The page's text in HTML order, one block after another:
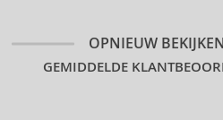
OPNIEUW BEKIJKEN
GEMIDDELDE